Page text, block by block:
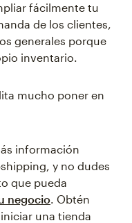
fácilmente tu
de los clientes,
generales porque
inventario.
mucho poner en
información
y no dudes
que pueda
negocio. Obtén
una tienda